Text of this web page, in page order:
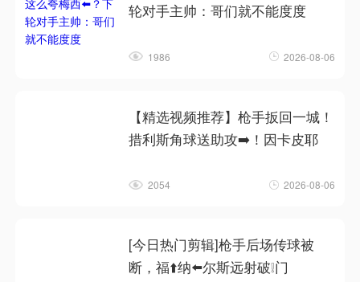
轮对手主帅：哥们就不能度度
1986 2026-08-06
【精选视频推荐】枪手扳回一城！
措利斯角球送助攻➡️！因卡皮耶
2054 2026-08-06
[今日热门剪辑]枪手后场传球被
断，福⬆️纳⬅️尔斯远射破❕门